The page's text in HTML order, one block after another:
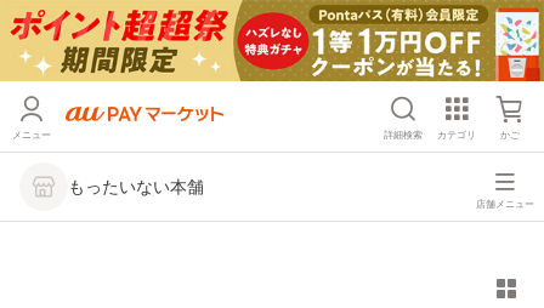
メニュー 詳細検索 カテゴリ かご
もったいない本舗
店舗メニュー